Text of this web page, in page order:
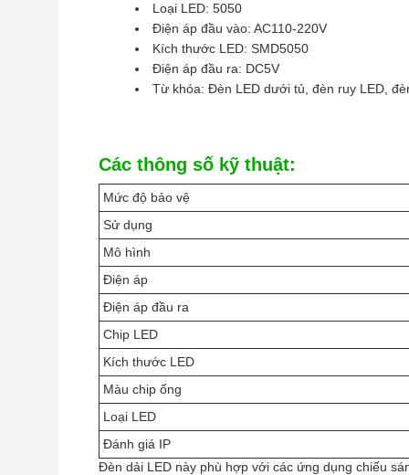
Loại LED: 5050
Điện áp đầu vào: AC110-220V
Kích thước LED: SMD5050
Điện áp đầu ra: DC5V
Từ khóa: Đèn LED dưới tủ, đèn ruy LED,
Các thông số kỹ thuật:
Mức độ bảo vệ
Sử dụng
Mô hình
Điện áp
Điện áp đầu ra
Chip LED
Kích thước LED
Màu chip ống
Loại LED
Đánh giá IP
Đèn dải LED này phù hợp với các ứng dụng chiếu